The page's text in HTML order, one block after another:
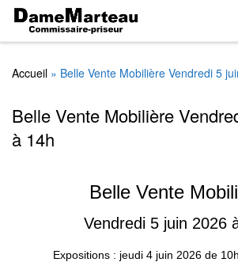
Skip to content
Accueil » Belle Vente Mobilière Vendredi 5
Belle Vente Mobilière
à 14h
Belle Vente
Vendredi 5 juin 2026
Expositions : jeudi 4 juin 2026de